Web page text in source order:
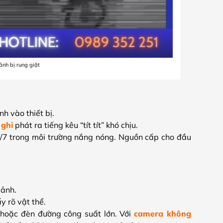
bị rung giật
vào thiết bị.
phát ra tiếng kêu “tít tít” khó chịu.
trong môi trường nắng nóng. Nguồn cấp cho đầu
rõ vật thể.
đèn đường công suất lớn. Với camera không